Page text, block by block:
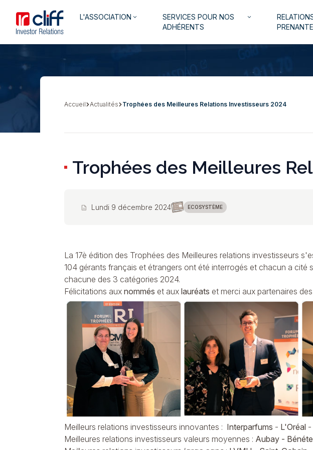
contenu
principal
Aller directement au contenu
Navigation
L'ASSOCIATION keyboard_arrow_down
SERVICES POUR NOS
ADHÉRENTS
keyboard_arrow_down
Fil
Accueil Actualités Trophées des Meilleures Relations Investisseurs 2024
Trophées des Meilleures
description Lundi 9 décembre 2024 ECOSYSTÈME
La 17è édition des Trophées des Meilleures relations investisseurs
104 gérants français et étrangers ont été interrogés et chacun a
chacune des 3 catégories 2024.
Félicitations aux nommés et aux lauréats et merci aux partenaires
Meilleurs relations investisseurs innovantes : Interparfums - L'Oréal -
Meilleures relations investisseurs valeurs moyennes : Aubay -